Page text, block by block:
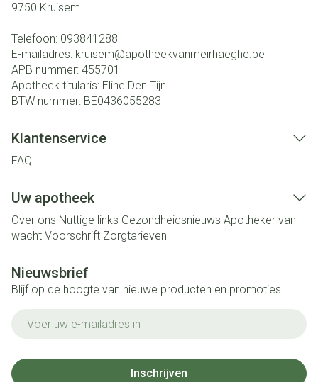
9750 Kruisem
Telefoon: 093841288
E-mailadres: kruisem@apotheekvanmeirhaeghe.be
APB nummer: 455701
Apotheek titularis: Eline Den Tijn
BTW nummer: BE0436055283
Klantenservice
FAQ
Uw apotheek
Over ons Nuttige links Gezondheidsnieuws Apotheker van
wacht Voorschrift Zorgtarieven
Nieuwsbrief
Blijf op de hoogte van nieuwe producten en promoties
Inschrijven